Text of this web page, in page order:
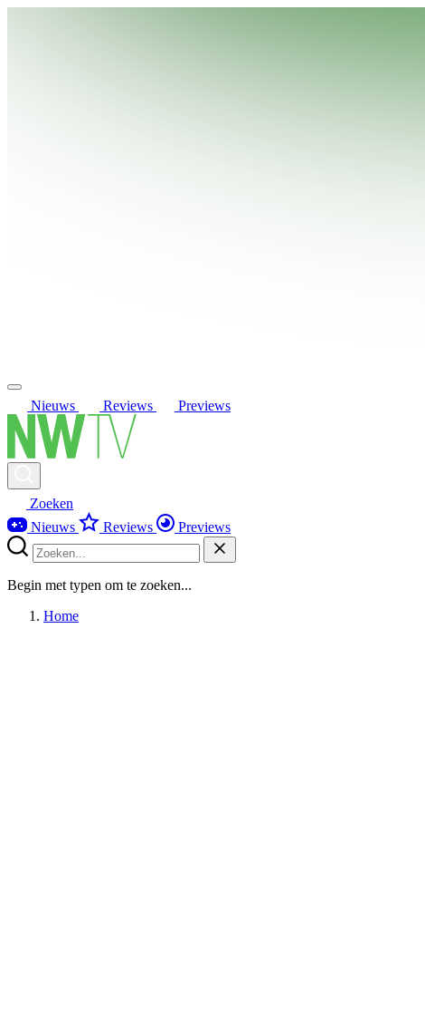
Nieuws Reviews Previews
Zoeken
Nieuws
Reviews Previews
Begin met typen om te zoeken...
Home